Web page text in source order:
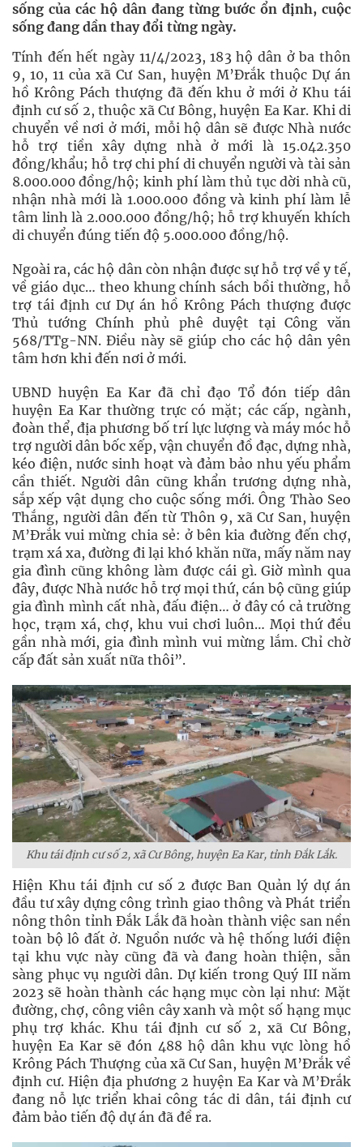
sống của các hộ dân đang từng bước ổn định, cuộc
sống đang dần thay đổi từng ngày.
Tính đến hết ngày 11/4/2023, 183 hộ dân ở ba thôn
9, 10, 11 của xã Cư San, huyện M’Đrắk thuộc Dự án
hồ Krông Pách thượng đã đến khu ở mới ở Khu tái
định cư số 2, thuộc xã Cư Bông, huyện Ea Kar. Khi di
chuyển về nơi ở mới, mỗi hộ dân sẽ được Nhà nước
hỗ trợ tiền xây dựng nhà ở mới là 15.042.350
đồng/khẩu; hỗ trợ chi phí di chuyển người và tài sản
8.000.000 đồng/hộ; kinh phí làm thủ tục dời nhà cũ,
nhận nhà mới là 1.000.000 đồng và kinh phí làm lễ
tâm linh là 2.000.000 đồng/hộ; hỗ trợ khuyến khích
di chuyển đúng tiến độ 5.000.000 đồng/hộ.
Ngoài ra, các hộ dân còn nhận được sự hỗ trợ về y tế,
về giáo dục… theo khung chính sách bồi thường, hỗ
trợ tái định cư Dự án hồ Krông Pách thượng được
Thủ tướng Chính phủ phê duyệt tại Công văn
568/TTg-NN. Điều này sẽ giúp cho các hộ dân yên
tâm hơn khi đến nơi ở mới.
UBND huyện Ea Kar đã chỉ đạo Tổ đón tiếp dân
huyện Ea Kar thường trực có mặt; các cấp, ngành,
đoàn thể, địa phương bố trí lực lượng và máy móc hỗ
trợ người dân bốc xếp, vận chuyển đồ đạc, dựng nhà,
kéo điện, nước sinh hoạt và đảm bảo nhu yếu phẩm
cần thiết. Người dân cũng khẩn trương dựng nhà,
sắp xếp vật dụng cho cuộc sống mới. Ông Thào Seo
Thắng, người dân đến từ Thôn 9, xã Cư San, huyện
M’Đrắk vui mừng chia sẻ: ở bên kia đường đến chợ,
trạm xá xa, đường đi lại khó khăn nữa, mấy năm nay
gia đình cũng không làm được cái gì. Giờ mình qua
đây, được Nhà nước hỗ trợ mọi thứ, cán bộ cũng giúp
gia đình mình cất nhà, đấu điện… ở đây có cả trường
học, trạm xá, chợ, khu vui chơi luôn… Mọi thứ đều
gần nhà mới, gia đình mình vui mừng lắm. Chỉ chờ
cấp đất sản xuất nữa thôi”.
Khu tái định cư số 2, xã Cư Bông, huyện Ea Kar, tỉnh Đắk Lắk.
Hiện Khu tái định cư số 2 được Ban Quản lý dự án
đầu tư xây dựng công trình giao thông và Phát triển
nông thôn tỉnh Đắk Lắk đã hoàn thành việc san nền
toàn bộ lô đất ở. Nguồn nước và hệ thống lưới điện
tại khu vực này cũng đã và đang hoàn thiện, sẵn
sàng phục vụ người dân. Dự kiến trong Quý III năm
2023 sẽ hoàn thành các hạng mục còn lại như: Mặt
đường, chợ, công viên cây xanh và một số hạng mục
phụ trợ khác. Khu tái định cư số 2, xã Cư Bông,
huyện Ea Kar sẽ đón 488 hộ dân khu vực lòng hồ
Krông Pách Thượng của xã Cư San, huyện M’Đrắk về
định cư. Hiện địa phương 2 huyện Ea Kar và M’Đrắk
đang nỗ lực triển khai công tác di dân, tái định cư
đảm bảo tiến độ dự án đã đề ra.